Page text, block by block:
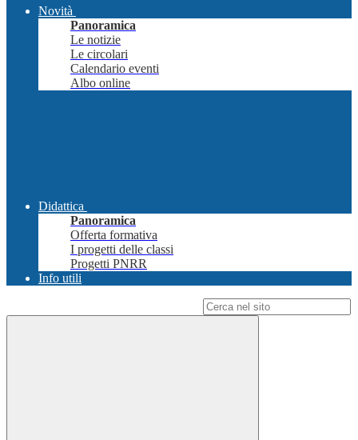
Novità
Panoramica
Le notizie
Le circolari
Calendario eventi
Albo online
Didattica
Panoramica
Offerta formativa
I progetti delle classi
Progetti PNRR
Info utili